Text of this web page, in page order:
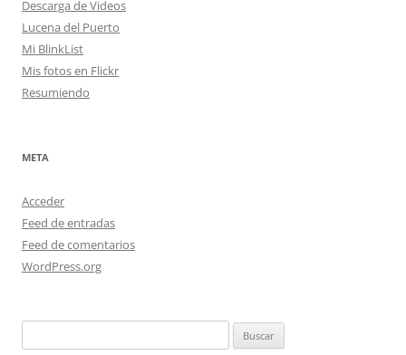
Descarga de Videos
Lucena del Puerto
Mi BlinkList
Mis fotos en Flickr
Resumiendo
META
Acceder
Feed de entradas
Feed de comentarios
WordPress.org